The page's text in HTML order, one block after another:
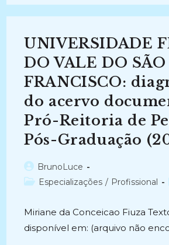
E
ACERVO
DA
BIBLIOTECA
CENTRAL
DA
UNIVERSIDADE
FEDERAL
DO
ESPÍRITO
SANTO:
Um
Estudo
De
UNIVERSIDADE
DO VALE DO SÃO
FRANCISCO:
do acervo
Pró-Reitoria de
Pós-Graduação
Autor
do
BrunoLuce
Categoria
Especializações / Profissional
Miriane da Conceicao Fiuza
disponível em: (arquivo não